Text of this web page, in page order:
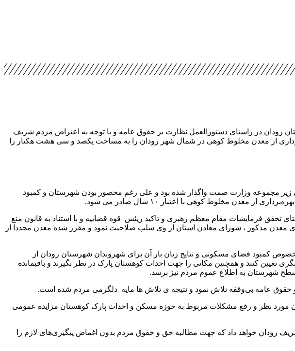
رودان در راستای دستورالعمل نظارت بر حقوق عامه و با توجه به اعتراض مردم شریف
و ادارات مربوطه پروانه بهره‌برداری از معدن مخلوط کوهی در شمال شهر رودان را به مساحت یکصد و سی هشت هکتار را
یکی از کارکنان شرکت‌های زیر مجموعه وزارت صمت واگذار شده بود و علی رغم محصور بودن شهرستان و کمبود
فرمایشات مقام معظم رهبری و تاکید ریئس قوه قضاییه و با استناد به قانون منع
معدن مذکور ، شورای معادن استان از وی سلب صلاحیت نمود و مقرر شده معدن مجددا از
کمبود فضای مسکونی و نتایج زیان بار آن برای شهروندان شهرستان رودان از
تعیین کنند و همچنین مکانی را جهت احداث کوهستان پارک در نظر بگیرند و باقیمانده
شهرستان به اطلاع عموم مردم نیز برسد.
عامه بی‌وقفه تلاش نمود و نتیجه ی تلاش ها مایه دلگرمی مردم شده است.
مورد نظر و رفع مشکلات مربوط به حوزه مسکن و احداث پارک کوهستان مزایده عمومی
رودان خواهد داد که جهت مطالبه حق و حقوق مردم بدون اغماض پیگیری‌های لازم را